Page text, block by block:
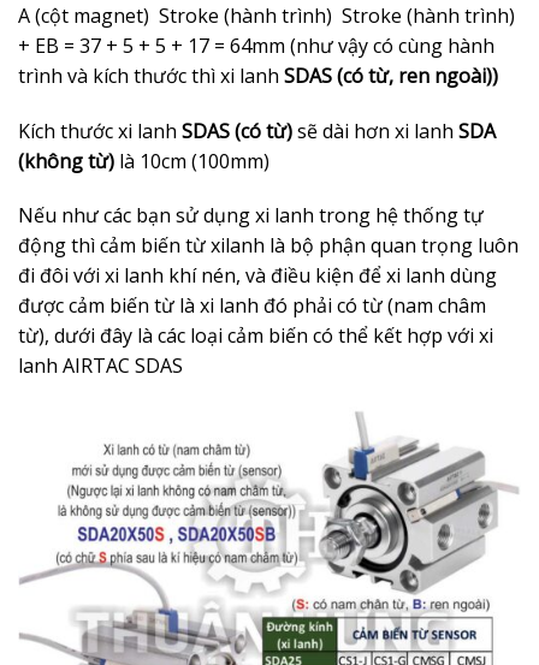
A (cột magnet) Stroke (hành trình) Stroke (hành trình)
+ EB = 37 + 5 + 5 + 17 = 64mm (như vậy có cùng hành
trình và kích thước thì xi lanh SDAS (có từ, ren ngoài))
Kích thước xi lanh SDAS (có từ)sẽ dài hơn xi lanh SDA
(không từ) là 10cm (100mm)
Nếu như các bạn sử dụng xi lanh trong hệ thống tự
động thì cảm biến từ xilanh là bộ phận quan trọng luôn
đi đôi với xi lanh khí nén, và điều kiện để xi lanh dùng
được cảm biến từ là xi lanh đó phải có từ (nam châm
từ), dưới đây là các loại cảm biến có thể kết hợp với xi
lanh AIRTAC SDAS